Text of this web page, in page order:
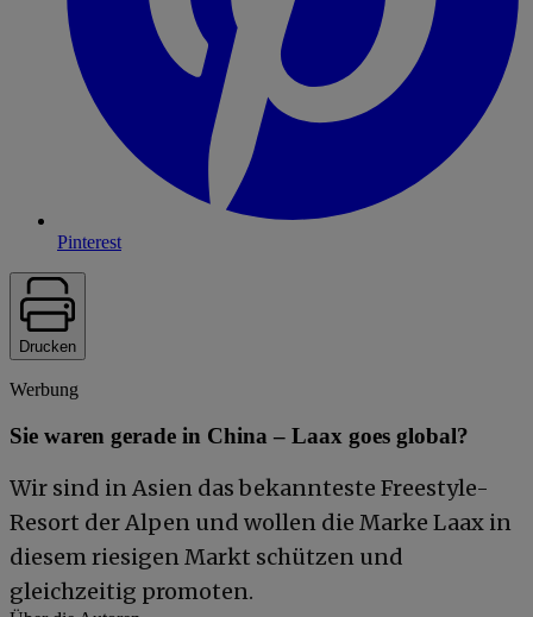
Pinterest
Drucken
Werbung
Sie waren gerade in China – Laax goes global?
Wir sind in Asien das bekannteste Freestyle-
Resort der Alpen und wollen die Marke Laax in
diesem riesigen Markt schützen und
gleichzeitig promoten.